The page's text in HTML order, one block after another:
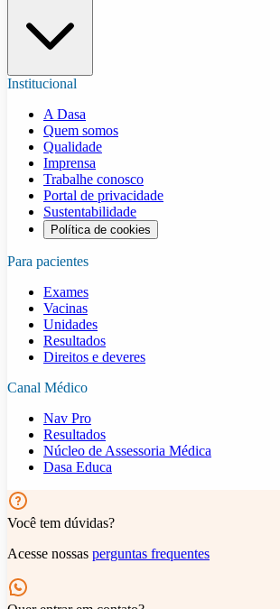
Institucional
A Dasa
Quem somos
Qualidade
Imprensa
Trabalhe conosco
Portal de privacidade
Sustentabilidade
Política de cookies
Para pacientes
Exames
Vacinas
Unidades
Resultados
Direitos e deveres
Canal Médico
Nav Pro
Resultados
Núcleo de Assessoria Médica
Dasa Educa
Você tem dúvidas?
Acesse nossas perguntas frequentes